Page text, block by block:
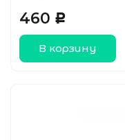
460 Р
В корзину